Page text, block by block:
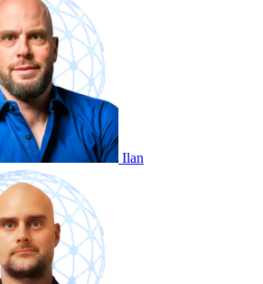
Ilan